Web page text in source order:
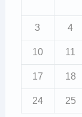
3 4
10 11
17 18
24 25